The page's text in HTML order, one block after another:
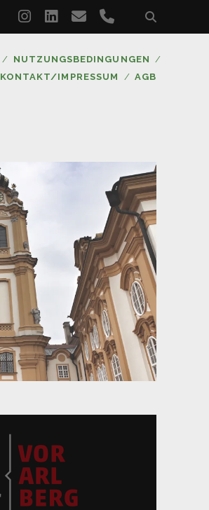
instagram
linkedin
emailphone
NUTZUNGSBEDINGUNGEN
KONTAKT/IMPRESSUM AGB